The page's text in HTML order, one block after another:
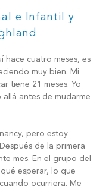
e Infantil y
hace cuatro meses, es
muy bien. Mi
tiene 21 meses. Yo
allá antes de mudarme
pero estoy
de la primera
mes. En el grupo del
esperar, lo que
ocurriera. Me